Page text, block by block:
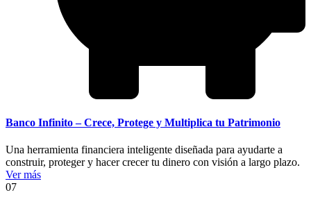
Banco Infinito – Crece, Protege y Multiplica tu Patrimonio
Una herramienta financiera inteligente diseñada para ayudarte a
construir, proteger y hacer crecer tu dinero con visión a largo plazo.
Ver más
07